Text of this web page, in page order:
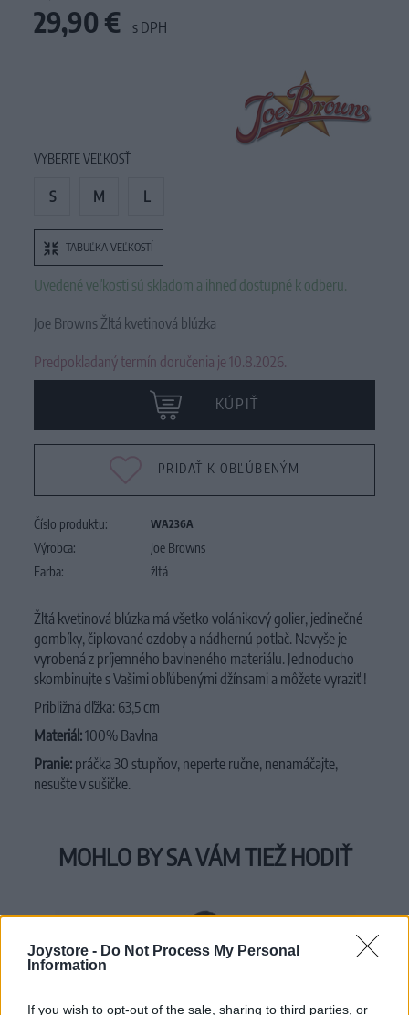
Joystore - Do Not Process My Personal
Information
If you wish to opt-out of the sale, sharing to third parties, or
29,90 € s DPH
VYBERTE VEĽKOSŤ
S M L
TABUĽKA VEĽKOSTÍ
Uvedené veľkosti sú skladom a ihneď dostupné k odberu.
Joe Browns Žltá kvetinová blúzka
Predpokladaný termín doručenia je 10.8.2026.
KÚPIŤ
PRIDAŤ K OBĽÚBENÝM
Číslo produktu: WA236A
Výrobca:
Joe Browns
Farba:
žltá
Žltá kvetinová blúzka má všetko volánikový golier, jedinečné
gombíky, čipkované ozdoby a nádhernú potlač. Navyše je
vyrobená z príjemného bavlneného materiálu. Jednoducho
skombinujte s Vašimi obľúbenými džínsami a môžete vyraziť !
Približná dľžka: 63,5 cm
Materiál:100% Bavlna
Pranie: práčka 30 stupňov, neperte ručne, nenamáčajte,
nesušte v sušičke.
MOHLO BY SA VÁM TIEŽ HODIŤ